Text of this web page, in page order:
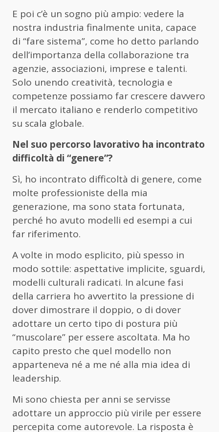
E poi c’è un sogno più ampio: vedere la
nostra industria finalmente unita, capace
di “fare sistema”, come ho detto parlando
dell’importanza della collaborazione tra
agenzie, associazioni, imprese e talenti.
Solo unendo creatività, tecnologia e
competenze possiamo far crescere davvero
il mercato italiano e renderlo competitivo
su scala globale.
Nel suo percorso lavorativo ha incontrato
difficoltà di “genere”?
Sì, ho incontrato difficoltà di genere, come
molte professioniste della mia
generazione, ma sono stata fortunata,
perché ho avuto modelli ed esempi a cui
far riferimento.
A volte in modo esplicito, più spesso in
modo sottile: aspettative implicite, sguardi,
modelli culturali radicati. In alcune fasi
della carriera ho avvertito la pressione di
dover dimostrare il doppio, o di dover
adottare un certo tipo di postura più
“muscolare” per essere ascoltata. Ma ho
capito presto che quel modello non
apparteneva né a me né alla mia idea di
leadership.
Mi sono chiesta per anni se servisse
adottare un approccio più virile per essere
percepita come autorevole. La risposta è